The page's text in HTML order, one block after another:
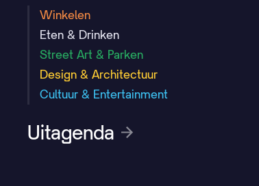
Winkelen
Eten & Drinken
Street Art & Parken
Design & Architectuur
Cultuur & Entertainment
Uitagenda